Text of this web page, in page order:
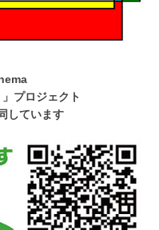
プロジェクト
しています